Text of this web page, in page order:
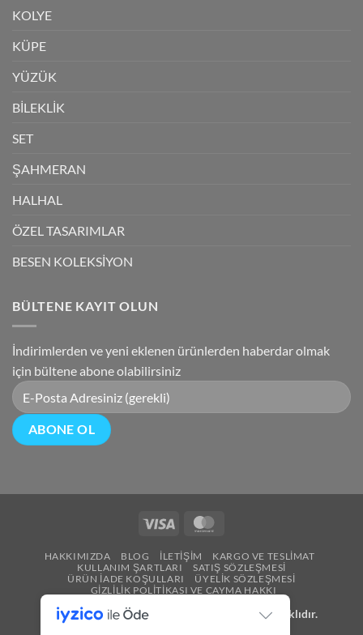
KOLYE
KÜPE
YÜZÜK
BİLEKLİK
SET
ŞAHMERAN
HALHAL
ÖZEL TASARIMLAR
BESEN KOLEKSİYON
BÜLTENE KAYIT OLUN
İndirimlerden ve yeni eklenen ürünlerden haberdar olmak
için bültene abone olabilirsiniz
Visa
HAKKIMIZDA BLOG İLETIŞIM
KARGO VE TESLIMAT
KULLANIM ŞARTLARI
SATIŞ SÖZLEŞMESI
ÜRÜN İADE KOŞULLARI
ÜYELIK SÖZLEŞMESI
GIZLILIK POLITIKASI VE CAYMA HAKKI
Copyright 2026 ©Besen Gümüş Tüm Hakları Saklıdır.